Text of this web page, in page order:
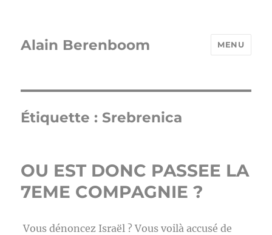
Alain Berenboom MENU
Étiquette : Srebrenica
OU EST DONC PASSEE LA
7EME COMPAGNIE ?
Vous dénoncez Israël ? Vous voilà accusé de